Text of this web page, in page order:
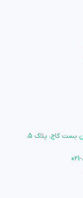
تهران، میدان توحید، خیابان ستارخان، بن بست کاج، پلاک 5،